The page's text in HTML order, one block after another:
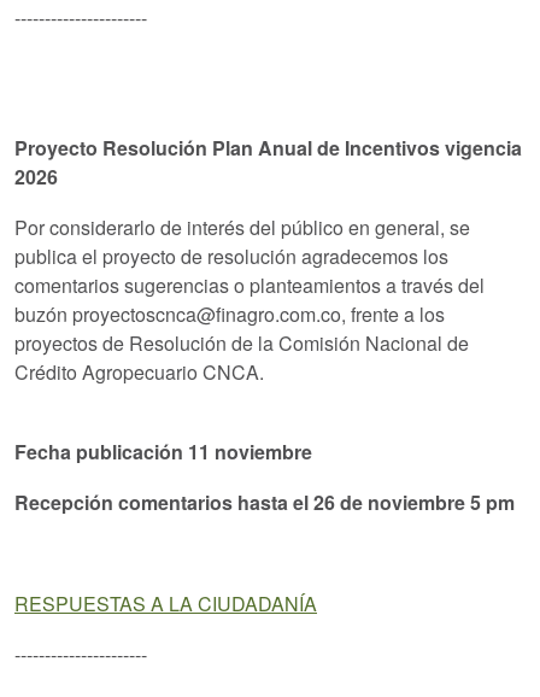
----------------------
Proyecto Resolución Plan Anual de Incentivos vigencia
2026
Por considerarlo de interés del público en general, se
publica el proyecto de resolución agradecemos los
comentarios sugerencias o planteamientos a través del
buzón proyectoscnca@finagro.com.co, frente a los
proyectos de Resolución de la Comisión Nacional de
Crédito Agropecuario CNCA.
Fecha publicación 11 noviembre
Recepción comentarios hasta el 26 de noviembre 5 pm
RESPUESTAS A LA CIUDADANÍA
----------------------